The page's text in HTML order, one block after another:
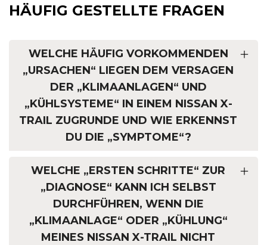
HÄUFIG GESTELLTE FRAGEN
WELCHE HÄUFIG VORKOMMENDEN
„URSACHEN“ LIEGEN DEM VERSAGEN
DER „KLIMAANLAGEN“ UND
„KÜHLSYSTEME“ IN EINEM NISSAN X-
TRAIL ZUGRUNDE UND WIE ERKENNST
DU DIE „SYMPTOME“?
WELCHE „ERSTEN SCHRITTE“ ZUR
„DIAGNOSE“ KANN ICH SELBST
DURCHFÜHREN, WENN DIE
„KLIMAANLAGE“ ODER „KÜHLUNG“
MEINES NISSAN X-TRAIL NICHT